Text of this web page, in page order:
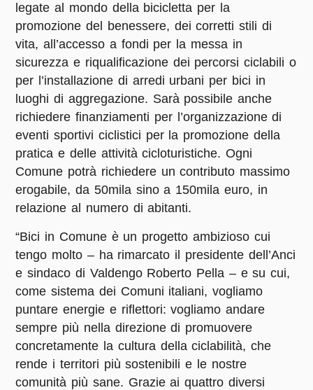
legate al mondo della bicicletta per la
promozione del benessere, dei corretti stili di
vita, all’accesso a fondi per la messa in
sicurezza e riqualificazione dei percorsi ciclabili o
per l’installazione di arredi urbani per bici in
luoghi di aggregazione. Sarà possibile anche
richiedere finanziamenti per l’organizzazione di
eventi sportivi ciclistici per la promozione della
pratica e delle attività cicloturistiche. Ogni
Comune potrà richiedere un contributo massimo
erogabile, da 50mila sino a 150mila euro, in
relazione al numero di abitanti.
“Bici in Comune è un progetto ambizioso cui
tengo molto – ha rimarcato il presidente dell’Anci
e sindaco di Valdengo Roberto Pella – e su cui,
come sistema dei Comuni italiani, vogliamo
puntare energie e riflettori: vogliamo andare
sempre più nella direzione di promuovere
concretamente la cultura della ciclabilità, che
rende i territori più sostenibili e le nostre
comunità più sane. Grazie ai quattro diversi